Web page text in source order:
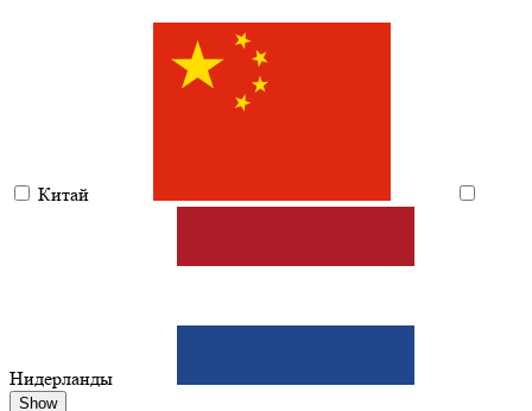
Китай
Нидерланды
Show